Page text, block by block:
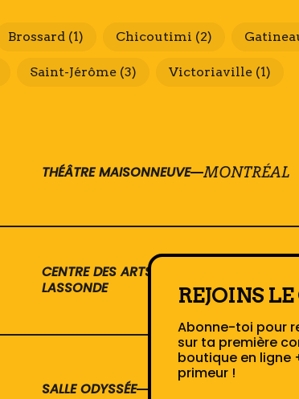
Brossard (1) Chicoutimi (2)
Saint-Jérôme (3) Victoriaville (1)
THÉÂTRE MAISONNEUVE MONTRÉAL
CENTRE DES ARTS JULIETTE
LASSONDE
SALLE ODYSSÉE
REJOINS
Abonne-toi pour
sur ta première
boutique en ligne
primeur !